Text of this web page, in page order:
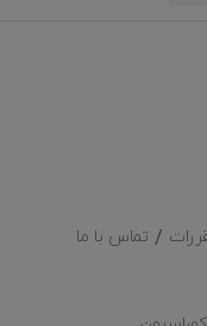
تماس با ما